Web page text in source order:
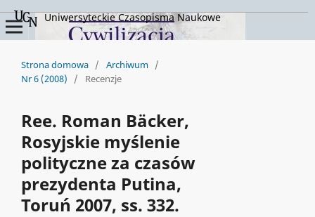
Uniwersyteckie Czasopisma Naukowe
Strona domowa / Archiwum /
Nr 6 (2008)
/ Recenzje
Ree. Roman Bäcker,
Rosyjskie myślenie
polityczne za czasów
prezydenta Putina,
Toruń 2007, ss. 332.